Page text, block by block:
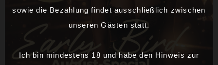
sowie die Bezahlung findet ausschließlich zwischen
unseren Gästen statt.
Ich bin mindestens 18 und habe den Hinweis zur